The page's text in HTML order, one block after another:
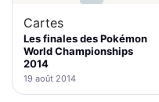
Cartes
Les finales des Pokémon
World Championships
2014
19 août 2014